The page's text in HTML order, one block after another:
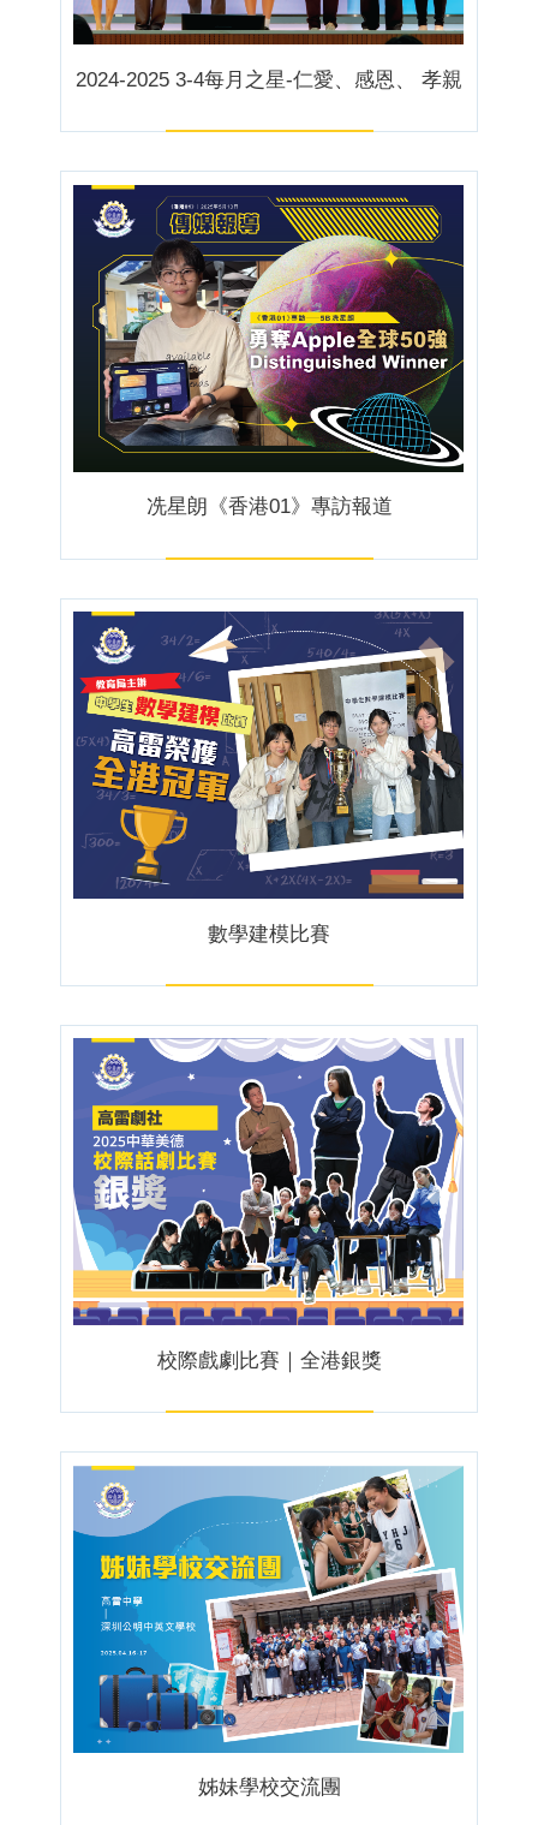
2024-2025 3-4每月之星-仁愛、感恩、 孝親
冼星朗《香港01》專訪報道
數學建模比賽
校際戲劇比賽｜全港銀獎
姊妹學校交流團